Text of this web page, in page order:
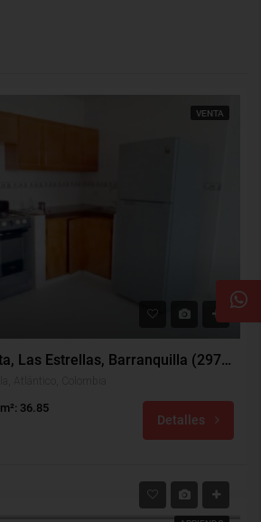
VENTA
Apartamento Venta, Las Estrellas, Barranquilla (29704)
m²: 36.85
Detalles